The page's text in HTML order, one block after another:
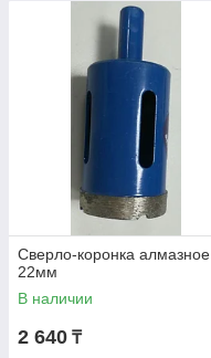
Сверло-коронка алмазное
22мм
В наличии
2 640 ₸